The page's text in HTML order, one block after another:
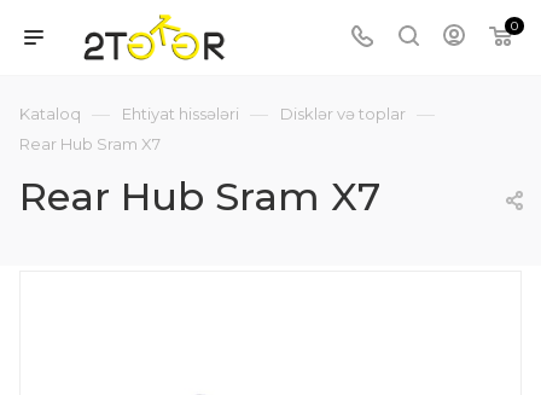
0
Kataloq — Ehtiyat hissələri — Disklər və toplar —
Rear Hub Sram X7
Rear Hub Sram X7